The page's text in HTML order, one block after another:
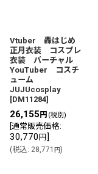
Vtuber 轟はじめ
正月衣装 コスプレ
衣装 バーチャル
YouTuber コスチ
ューム
JUJUcosplay
[DM11284]
26,155 円 (税別)
通常販売価格:
30,770 円]
(税込: 28,771 円)